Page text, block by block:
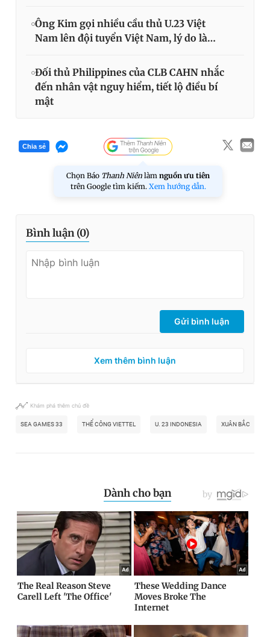
Ông Kim gọi nhiều cầu thủ U.23 Việt
Nam lên đội tuyển Việt Nam, lý do là…
Đối thủ Philippines của CLB CAHN nhắc
đến nhân vật nguy hiểm, tiết lộ điều bí
mật
Chia sẻ
Chọn Báo Thanh Niên làm nguồn ưu tiên
trên Google tìm kiếm. Xem hướng dẫn.
Bình luận (0)
Gửi bình luận
Xem thêm bình luận
Khám phá thêm chủ đề
SEA GAMES 33 THỂ CÔNG VIETTEL U. 23 INDONESIA XUÂN BẮC